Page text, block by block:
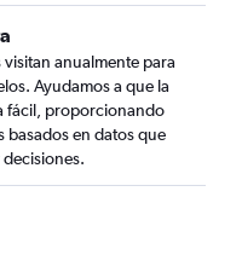
anualmente para
Ayudamos a que la
fácil, proporcionando
en datos que